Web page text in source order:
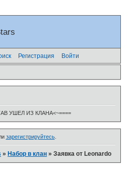
Регистрация Войти
УШЕЛ ИЗ КЛАНА<~====
зарегистрируйтесь.
» Набор в клан »Заявка от Leonardo